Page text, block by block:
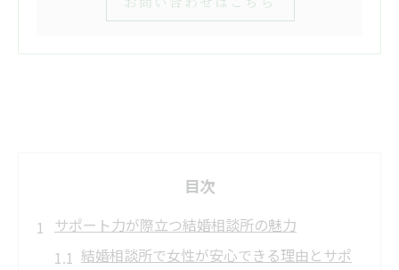
目次
サポート力が際立つ結婚相談所の魅力
結婚相談所で女性が安心できる理由とサポ